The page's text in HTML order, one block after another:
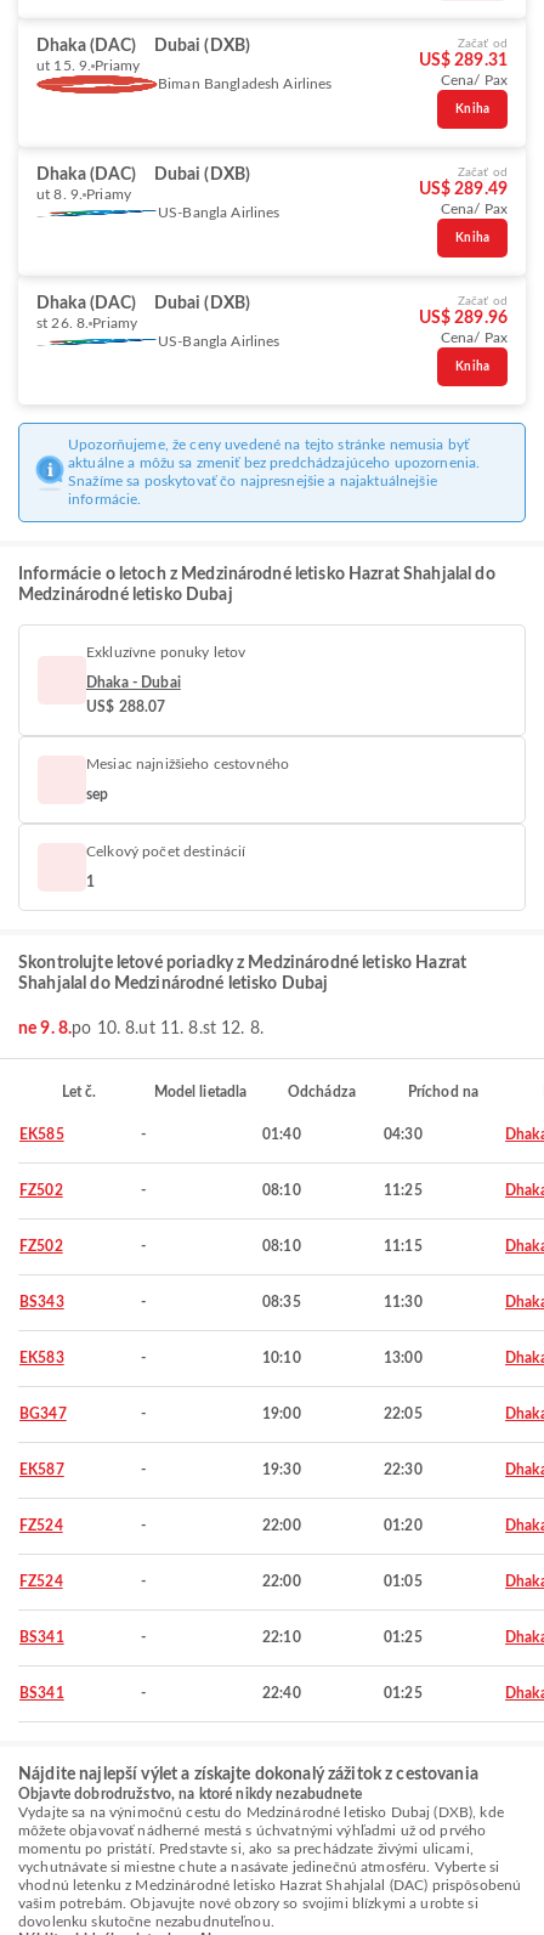
Dhaka (DAC) Dubai (DXB)
ut 15. 9. Priamy
Biman Bangladesh Airlines
Začať od
US$ 289.31
Cena/ Pax
Kniha
Dhaka (DAC) Dubai (DXB)
ut 8. 9. Priamy
US-Bangla Airlines
Začať od
US$ 289.49
Cena/ Pax
Kniha
Dhaka (DAC) Dubai (DXB)
st 26. 8. Priamy
US-Bangla Airlines
Začať od
US$ 289.96
Cena/ Pax
Kniha
Upozorňujeme, že ceny uvedené na tejto stránke nemusia byť
aktuálne a môžu sa zmeniť bez predchádzajúceho upozornenia.
Snažíme sa poskytovať čo najpresnejšie a najaktuálnejšie
informácie.
Informácie o letoch z Medzinárodné letisko Hazrat Shahjalal do
Medzinárodné letisko Dubaj
Exkluzívne ponuky letov
Dhaka - Dubai
US$ 288.07
Mesiac najnižšieho cestovného
sep
Celkový počet destinácií
1
Skontrolujte letové poriadky z Medzinárodné letisko Hazrat
Shahjalal do Medzinárodné letisko Dubaj
ne 9. 8.po 10. 8.ut 11. 8.st 12. 8.
Let č. Model lietadla Odchádza Príchod na
EK585 - 01:40 04:30
FZ502 - 08:10 11:25
FZ502 - 08:10 11:15
BS343 - 08:35 11:30
EK583 - 10:10 13:00
BG347 - 19:00 22:05
EK587 - 19:30 22:30
FZ524 - 22:00 01:20
FZ524 - 22:00 01:05
BS341 - 22:10 01:25
BS341 - 22:40 01:25
Nájdite najlepší výlet a získajte dokonalý zážitok z cestovania
Objavte dobrodružstvo, na ktoré nikdy nezabudnete
Vydajte sa na výnimočnú cestu do Medzinárodné letisko Dubaj (DXB), kde
môžete objavovať nádherné mestá s úchvatnými výhľadmi už od prvého
momentu po pristátí. Predstavte si, ako sa prechádzate živými ulicami,
vychutnávate si miestne chute a nasávate jedinečnú atmosféru. Vyberte si
vhodnú letenku z Medzinárodné letisko Hazrat Shahjalal (DAC) prispôsobenú
vašim potrebám. Objavujte nové obzory so svojimi blízkymi a urobte si
dovolenku skutočne nezabudnuteľnou.